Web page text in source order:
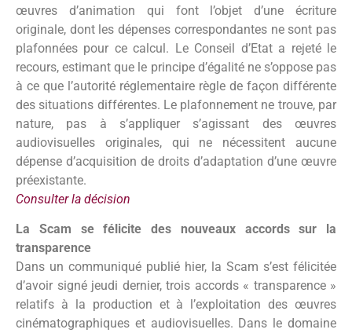
œuvres d’animation qui font l’objet d’une écriture
originale, dont les dépenses correspondantes ne sont pas
plafonnées pour ce calcul. Le Conseil d’Etat a rejeté le
recours, estimant que le principe d’égalité ne s’oppose pas
à ce que l’autorité réglementaire règle de façon différente
des situations différentes. Le plafonnement ne trouve, par
nature, pas à s’appliquer s’agissant des œuvres
audiovisuelles originales, qui ne nécessitent aucune
dépense d’acquisition de droits d’adaptation d’une œuvre
préexistante.
Consulter la décision
La Scam se félicite des nouveaux accords sur la
transparence
Dans un communiqué publié hier, la Scam s’est félicitée
d’avoir signé jeudi dernier, trois accords « transparence »
relatifs à la production et à l’exploitation des œuvres
cinématographiques et audiovisuelles. Dans le domaine